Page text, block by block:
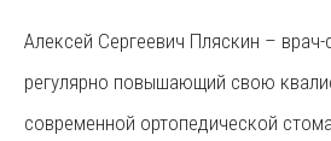
Алексей Сергеевич Пляскин – врач-
регулярно повышающий свою
современной ортопедической